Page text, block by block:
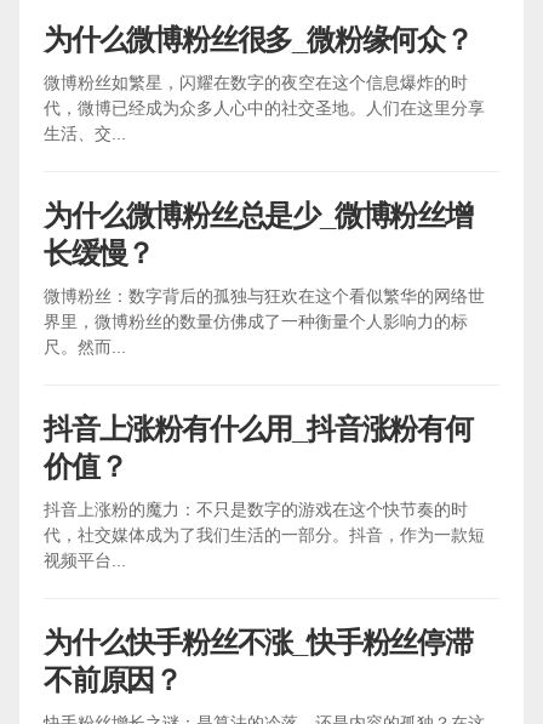
为什么微博粉丝很多_微粉缘何众？
微博粉丝如繁星，闪耀在数字的夜空在这个信息爆炸的时
代，微博已经成为众多人心中的社交圣地。人们在这里分享
生活、交...
为什么微博粉丝总是少_微博粉丝增
长缓慢？
微博粉丝：数字背后的孤独与狂欢在这个看似繁华的网络世
界里，微博粉丝的数量仿佛成了一种衡量个人影响力的标
尺。然而...
抖音上涨粉有什么用_抖音涨粉有何
价值？
抖音上涨粉的魔力：不只是数字的游戏在这个快节奏的时
代，社交媒体成为了我们生活的一部分。抖音，作为一款短
视频平台...
为什么快手粉丝不涨_快手粉丝停滞
不前原因？